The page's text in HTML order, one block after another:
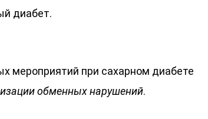
диабет.
мероприятий при сахарном диабете
обменных нарушений.